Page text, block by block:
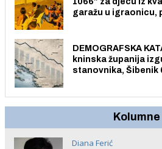
garažu u igraonicu,
DEMOGRAFSKA
kninska županija
stanovnika, Šibenik
Kolumne
Diana Ferić